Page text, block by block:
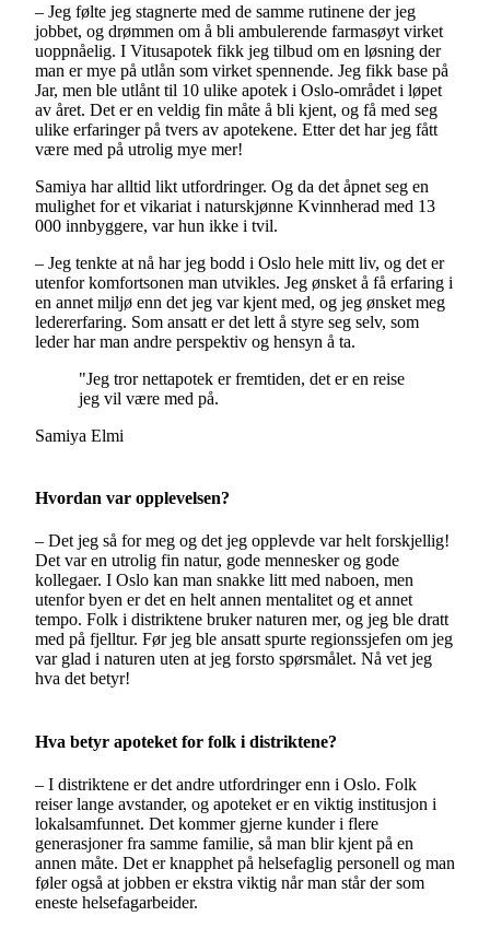
– Jeg følte jeg stagnerte med de samme rutinene der jeg
jobbet, og drømmen om å bli ambulerende farmasøyt virket
uoppnåelig. I Vitusapotek fikk jeg tilbud om en løsning der
man er mye på utlån som virket spennende. Jeg fikk base på
Jar, men ble utlånt til 10 ulike apotek i Oslo-området i løpet
av året. Det er en veldig fin måte å bli kjent, og få med seg
ulike erfaringer på tvers av apotekene. Etter det har jeg fått
være med på utrolig mye mer!
Samiya har alltid likt utfordringer. Og da det åpnet seg en
mulighet for et vikariat i naturskjønne Kvinnherad med 13
000 innbyggere, var hun ikke i tvil.
– Jeg tenkte at nå har jeg bodd i Oslo hele mitt liv, og det er
utenfor komfortsonen man utvikles. Jeg ønsket å få erfaring i
en annet miljø enn det jeg var kjent med, og jeg ønsket meg
ledererfaring. Som ansatt er det lett å styre seg selv, som
leder har man andre perspektiv og hensyn å ta.
"Jeg tror nettapotek er fremtiden, det er en reise
jeg vil være med på.
Samiya Elmi
Hvordan var opplevelsen?
– Det jeg så for meg og det jeg opplevde var helt forskjellig!
Det var en utrolig fin natur, gode mennesker og gode
kollegaer. I Oslo kan man snakke litt med naboen, men
utenfor byen er det en helt annen mentalitet og et annet
tempo. Folk i distriktene bruker naturen mer, og jeg ble dratt
med på fjelltur. Før jeg ble ansatt spurte regionssjefen om jeg
var glad i naturen uten at jeg forsto spørsmålet. Nå vet jeg
hva det betyr!
Hva betyr apoteket for folk i distriktene?
– I distriktene er det andre utfordringer enn i Oslo. Folk
reiser lange avstander, og apoteket er en viktig institusjon i
lokalsamfunnet. Det kommer gjerne kunder i flere
generasjoner fra samme familie, så man blir kjent på en
annen måte. Det er knapphet på helsefaglig personell og man
føler også at jobben er ekstra viktig når man står der som
eneste helsefagarbeider.